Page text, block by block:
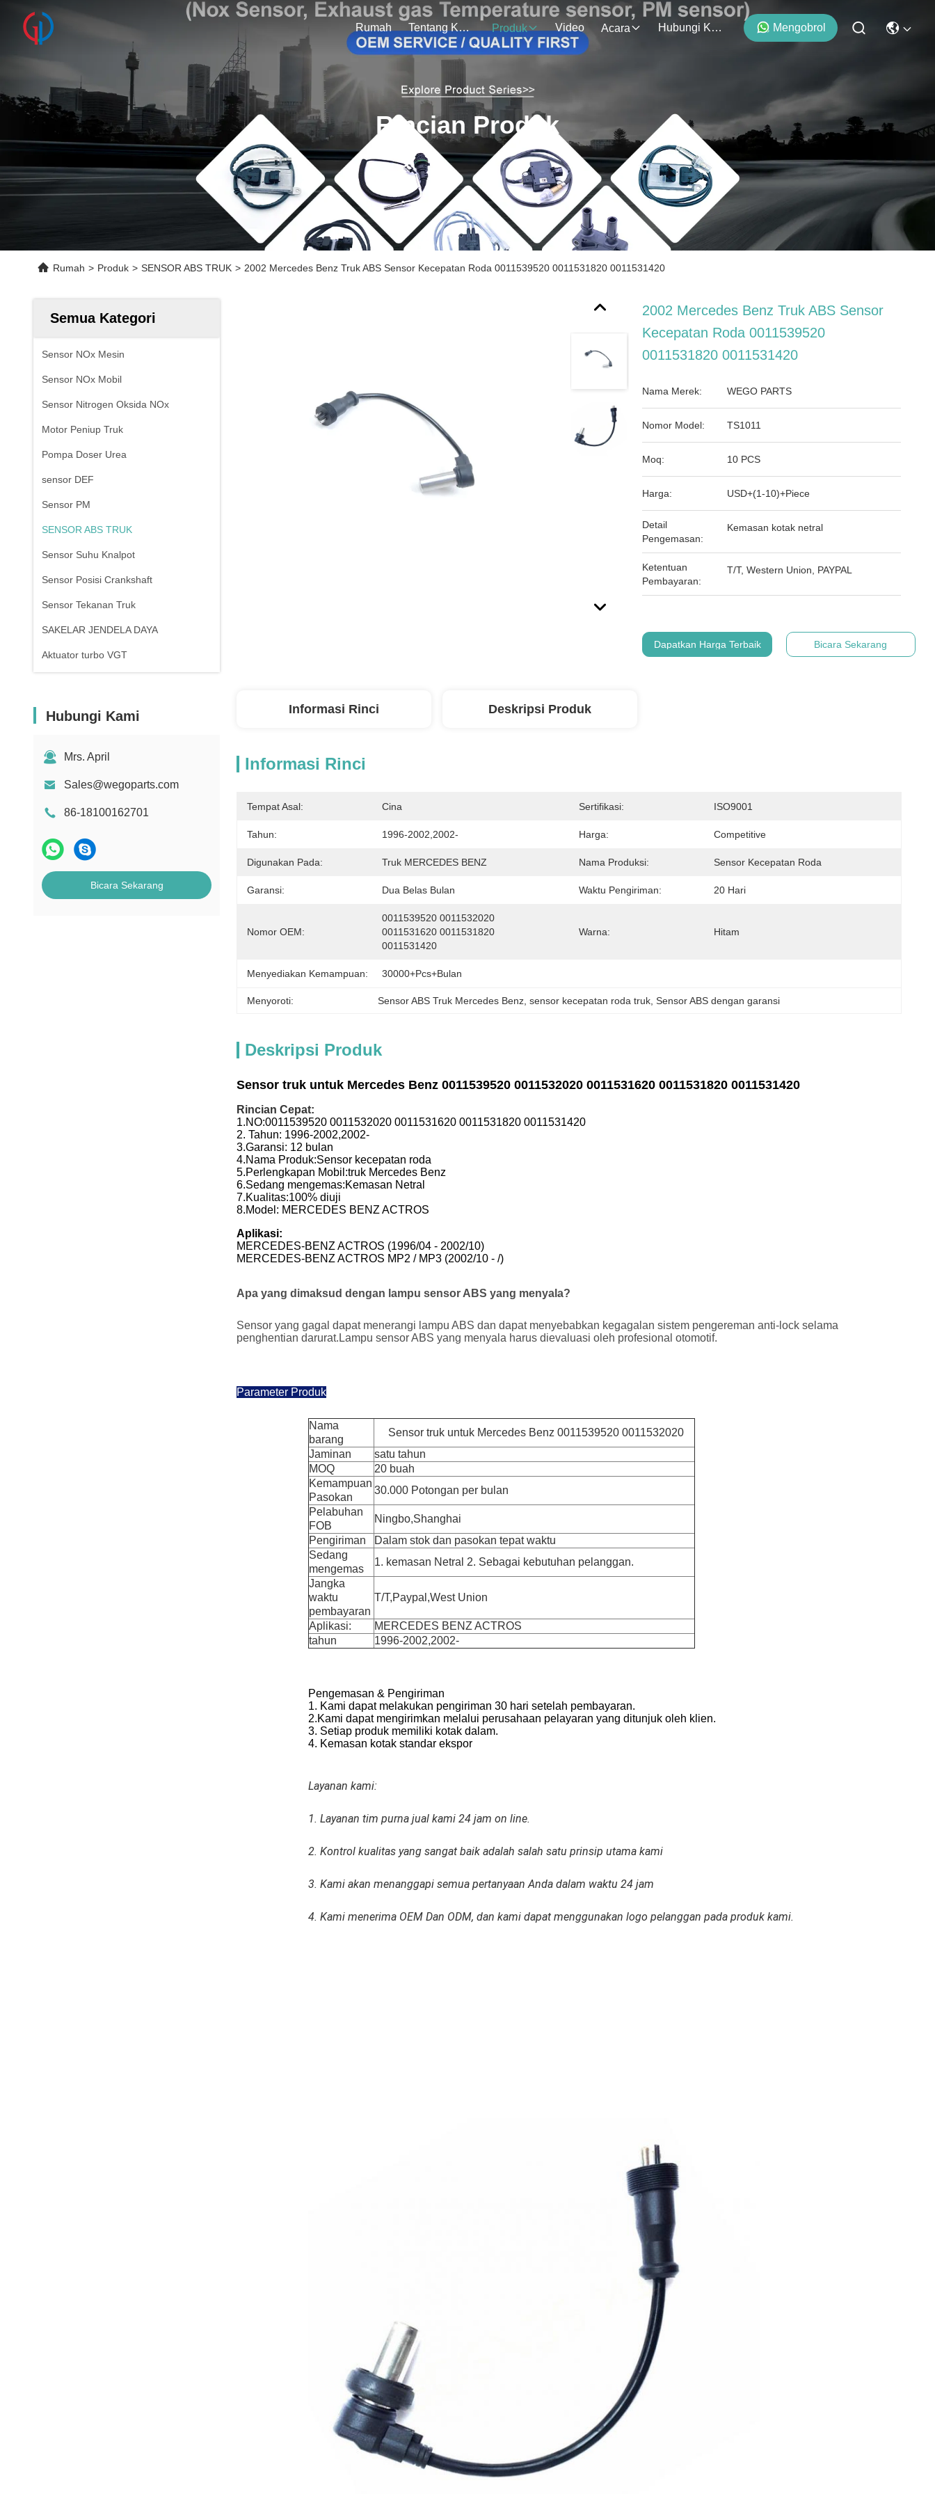
Rumah Tentang Kami Produk Video Acara Hubungi Kami Mengobrol
Rincian Produk
Rumah > Produk > SENSOR ABS TRUK > 2002 Mercedes Benz Truk ABS Sensor Kecepatan Roda 0011539520 0011531820 0011531420
Semua Kategori
Sensor NOx Mesin
Sensor NOx Mobil
Sensor Nitrogen Oksida NOx
Motor Peniup Truk
Pompa Doser Urea
sensor DEF
Sensor PM
SENSOR ABS TRUK
Sensor Suhu Knalpot
Sensor Posisi Crankshaft
Sensor Tekanan Truk
SAKELAR JENDELA DAYA
Aktuator turbo VGT
Hubungi Kami
Mrs. April
Sales@wegoparts.com
86-18100162701
Bicara Sekarang
2002 Mercedes Benz Truk ABS Sensor
Kecepatan Roda 0011539520
0011531820 0011531420
Nama Merek: WEGO PARTS
Nomor Model: TS1011
Moq: 10 PCS
Harga: USD+(1-10)+Piece
Detail
Pengemasan:
Kemasan kotak netral
Ketentuan
Pembayaran:
T/T, Western Union, PAYPAL
Dapatkan Harga Terbaik Bicara Sekarang
Informasi Rinci Deskripsi Produk
Informasi Rinci
Tempat Asal: Cina Sertifikasi: ISO9001
Tahun: 1996-2002,2002- Harga: Competitive
Digunakan Pada: Truk MERCEDES BENZ Nama Produksi: Sensor Kecepatan Roda
Garansi: Dua Belas Bulan Waktu Pengiriman: 20 Hari
Nomor OEM:
0011539520 0011532020
0011531620 0011531820
0011531420
Warna: Hitam
Menyediakan Kemampuan: 30000+Pcs+Bulan
Menyoroti: Sensor ABS Truk Mercedes Benz , sensor kecepatan roda truk , Sensor ABS dengan garansi
Deskripsi Produk
Sensor truk untuk Mercedes Benz 0011539520 0011532020 0011531620 0011531820 0011531420
Rincian Cepat:
1.NO:0011539520 0011532020 0011531620 0011531820 0011531420
2. Tahun: 1996-2002,2002-
3.Garansi: 12 bulan
4.Nama Produk:Sensor kecepatan roda
5.Perlengkapan Mobil:truk Mercedes Benz
6.Sedang mengemas:Kemasan Netral
7.Kualitas:100% diuji
8.Model: MERCEDES BENZ ACTROS
Aplikasi:
MERCEDES-BENZ ACTROS (1996/04 - 2002/10)
MERCEDES-BENZ ACTROS MP2 / MP3 (2002/10 - /)
Apa yang dimaksud dengan lampu sensor ABS yang menyala?
Sensor yang gagal dapat menerangi lampu ABS dan dapat menyebabkan kegagalan sistem pengereman anti-lock selama
penghentian darurat.Lampu sensor ABS yang menyala harus dievaluasi oleh profesional otomotif.
Parameter Produk
Nama
barang
Sensor truk untuk Mercedes Benz 0011539520 0011532020
Jaminan
satu tahun
MOQ
20 buah
Kemampuan
Pasokan
30.000 Potongan per bulan
Pelabuhan
FOB
Ningbo,Shanghai
Pengiriman
Dalam stok dan pasokan tepat waktu
Sedang
mengemas
1. kemasan Netral 2. Sebagai kebutuhan pelanggan.
Jangka
waktu
pembayaran
T/T,Paypal,West Union
Aplikasi:
MERCEDES BENZ ACTROS
tahun
1996-2002,2002-
Pengemasan & Pengiriman
1. Kami dapat melakukan pengiriman 30 hari setelah pembayaran.
2.Kami dapat mengirimkan melalui perusahaan pelayaran yang ditunjuk oleh klien.
3. Setiap produk memiliki kotak dalam.
4. Kemasan kotak standar ekspor
Layanan kami:
1. Layanan tim purna jual kami 24 jam on line.
2. Kontrol kualitas yang sangat baik adalah salah satu prinsip utama kami
3. Kami akan menanggapi semua pertanyaan Anda dalam waktu 24 jam
4. Kami menerima OEM Dan ODM, dan kami dapat menggunakan logo pelanggan pada produk kami.